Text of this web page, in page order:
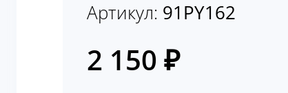
Артикул: 91PY162
2 150₽